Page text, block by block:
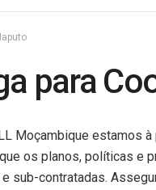
para
Moçambique estamos
os planos, políticas e
e sub-contratadas.